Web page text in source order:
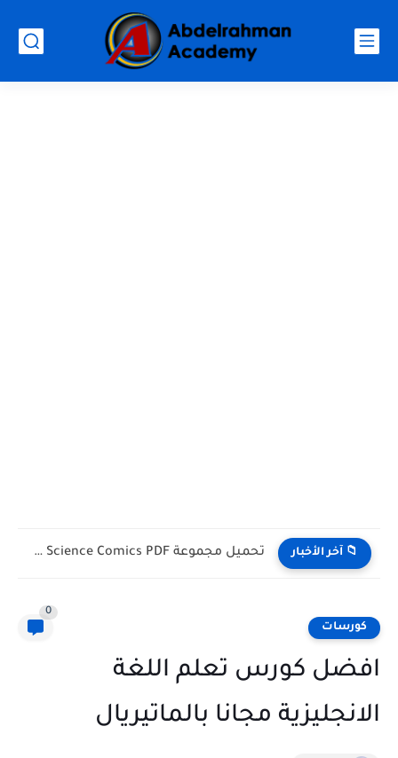
📁 آخر الأخبار تحميل كتب English Idioms مجانا |من كامبريدج English Phrasal Verbs...
كورسات
0
افضل كورس تعلم اللغة
الانجليزية مجانا بالماتيريال